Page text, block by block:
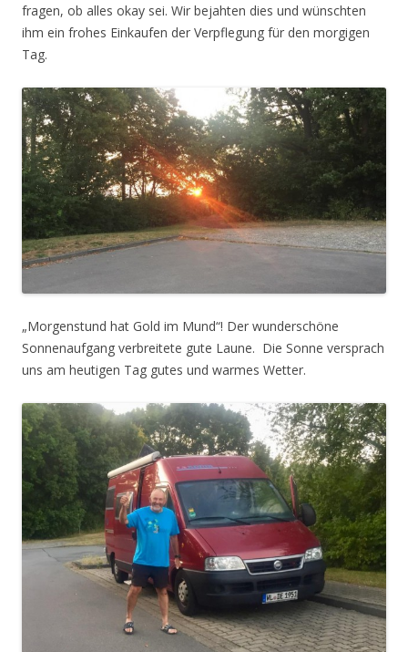
fragen, ob alles okay sei. Wir bejahten dies und wünschten
ihm ein frohes Einkaufen der Verpflegung für den morgigen
Tag.
„Morgenstund hat Gold im Mund“! Der wunderschöne
Sonnenaufgang verbreitete gute Laune. Die Sonne versprach
uns am heutigen Tag gutes und warmes Wetter.